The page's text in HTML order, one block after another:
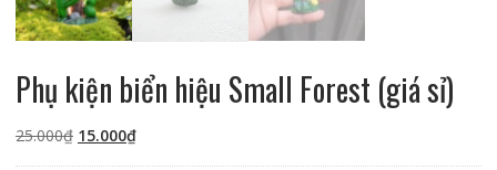
Phụ kiện biển hiệu Small Forest (giá sỉ)
25.000₫ Giá
15.000₫Giá